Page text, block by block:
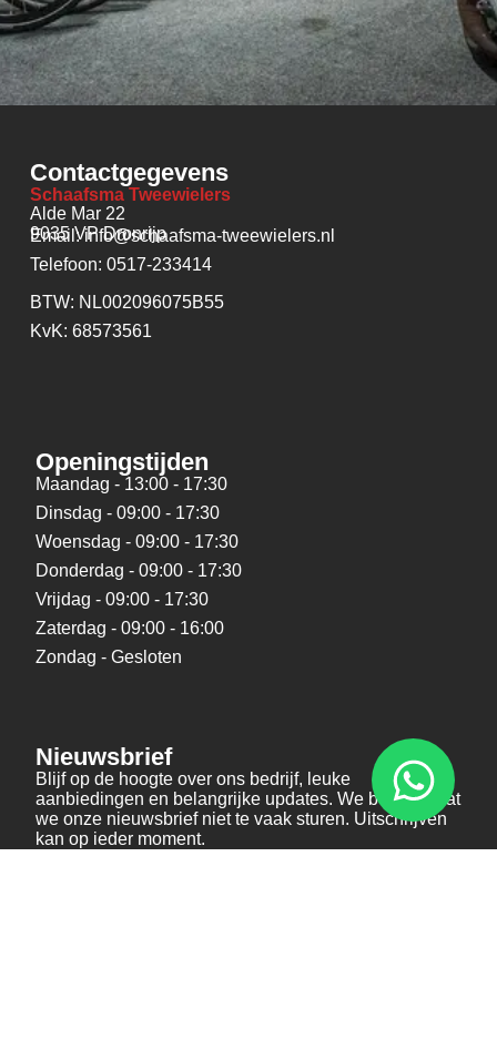
Contactgegevens
Schaafsma Tweewielers
Alde Mar 22
9035 VP Dronrijp
Email: info@schaafsma-tweewielers.nl
Telefoon: 0517-233414
BTW: NL002096075B55
KvK: 68573561
Openingstijden
Maandag - 13:00 - 17:30
Dinsdag - 09:00 - 17:30
Woensdag - 09:00 - 17:30
Donderdag - 09:00 - 17:30
Vrijdag - 09:00 - 17:30
Zaterdag - 09:00 - 16:00
Zondag - Gesloten
Nieuwsbrief
Blijf op de hoogte over ons bedrijf, leuke
aanbiedingen en belangrijke updates. We beloven dat
we onze nieuwsbrief niet te vaak sturen. Uitschrijven
kan op ieder moment.